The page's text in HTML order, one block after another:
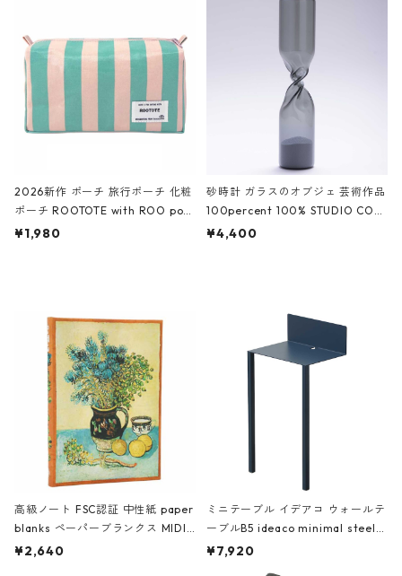
ーガンディー、オフホワイト
2026新作 ポーチ 旅行ポーチ 化粧
ポーチ ROOTOTE with ROO pou
ch 3532 ルートート WR.ポーチ.ラ
¥1,980
砂時計 ガラスのオブジェ 芸術作品
100percent 100% STUDIO COH
AKU Timeless 100パーセント ス
¥4,400
高級ノート FSC認証 中性紙 paper
blanks ペーパーブランクス MIDI
ハードカバー 罫線 ヴァン・ゴッホ
¥2,640
ミニテーブル イデアコ ウォールテ
ーブルB5 ideaco minimal steel f
urniture WALL Table B5 ネイビー
¥7,920